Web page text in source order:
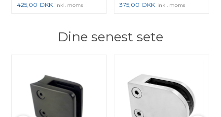
425,00 DKK inkl. moms 375,00 DKK inkl. moms
Dine senest sete